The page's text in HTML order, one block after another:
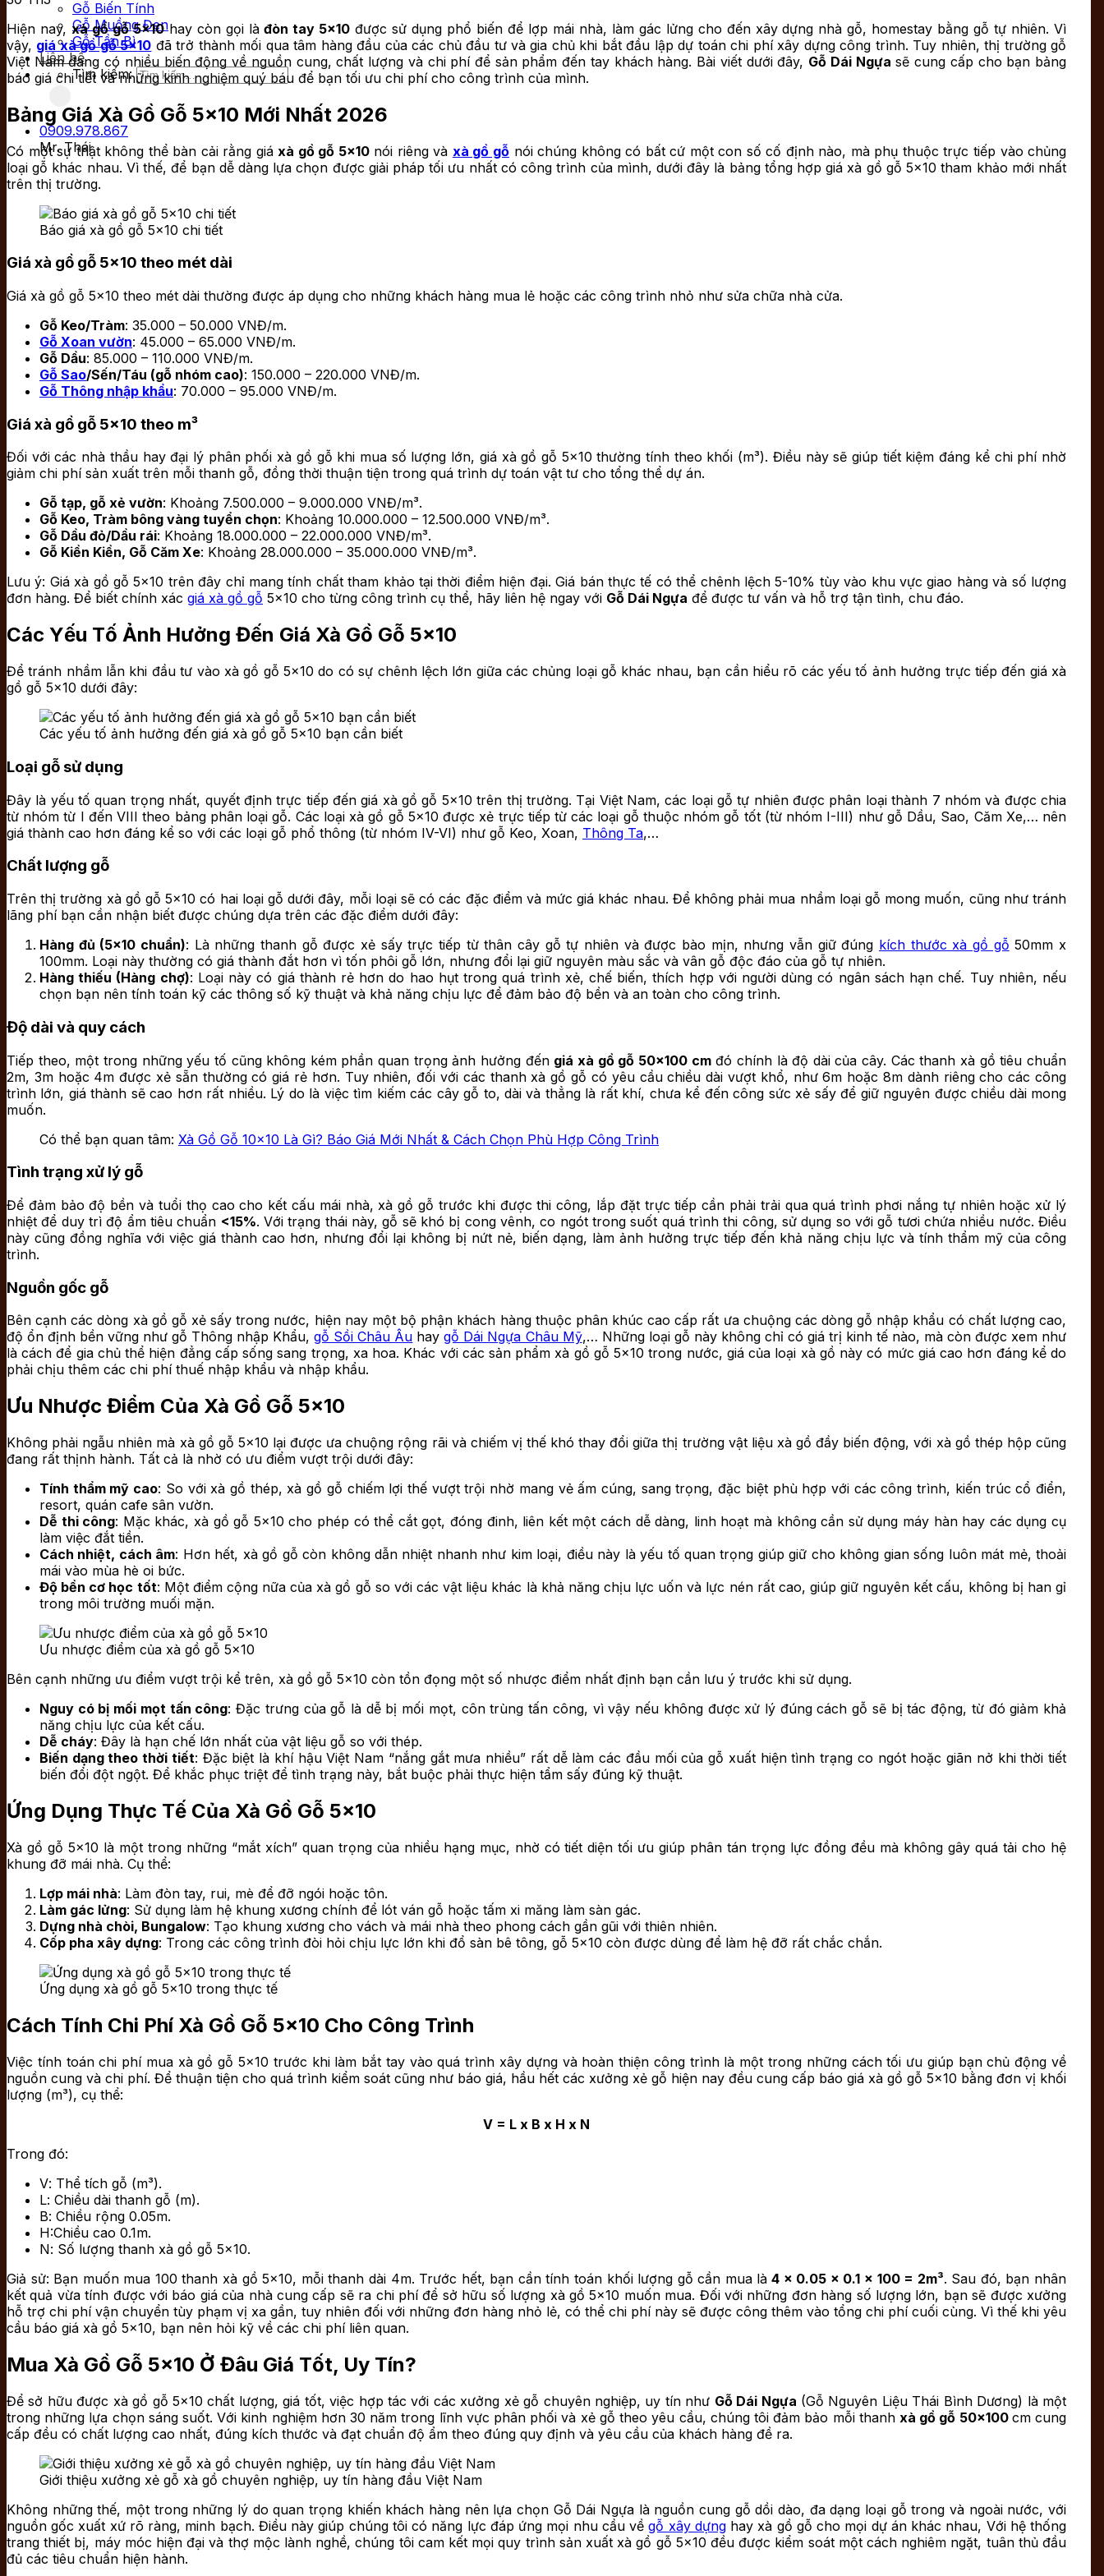
Gỗ Biến Tính
Gỗ Muồng Đen
Gỗ Tần Bì
Liên hệ
Tìm kiếm:
0909.978.867
Mr. Thái
Hiện nay, xà gồ gỗ 5×10hay còn gọi làđòn tay 5×10 được sử dụng phổ biến để lợp mái nhà, làm gác lửng cho đến xây dựng nhà gỗ, homestay bằng gỗ tự nhiên. Vì
vậy, giá xà gồ gỗ 5×10 đã trở thành mối qua tâm hàng đầu của các chủ đầu tư và gia chủ khi bắt đầu lập dự toán chi phí xây dựng công trình. Tuy nhiên, thị trường gỗ
Việt Nam đang có nhiều biến động về nguồn cung, chất lượng và chi phí để sản phẩm đến tay khách hàng. Bài viết dưới đây, Gỗ Dái Ngựa sẽ cung cấp cho bạn bảng
báo giá chi tiết và những kinh nghiệm quý báu để bạn tối ưu chi phí cho công trình của mình.
Bảng Giá Xà Gồ Gỗ 5×10 Mới Nhất 2026
Có một sự thật không thể bàn cải rằng giá xà gồ gỗ 5×10nói riêng và xà gồ gỗ nói chúng không có bất cứ một con số cố định nào, mà phụ thuộc trực tiếp vào chủng
loại gỗ khác nhau. Vì thế, để bạn dễ dàng lựa chọn được giải pháp tối ưu nhất có công trình của mình, dưới đây là bảng tổng hợp giá xà gồ gỗ 5×10 tham khảo mới nhất
trên thị trường.
Báo giá xà gồ gỗ 5×10 chi tiết
Giá xà gồ gỗ 5×10 theo mét dài
Giá xà gồ gỗ 5×10 theo mét dài thường được áp dụng cho những khách hàng mua lẻ hoặc các công trình nhỏ như sửa chữa nhà cửa.
Gỗ Keo/Tràm: 35.000 – 50.000 VNĐ/m.
Gỗ Xoan vườn: 45.000 – 65.000 VNĐ/m.
Gỗ Dầu: 85.000 – 110.000 VNĐ/m.
Gỗ Sao/Sến/Táu (gỗ nhóm cao): 150.000 – 220.000 VNĐ/m.
Gỗ Thông nhập khẩu: 70.000 – 95.000 VNĐ/m.
Giá xà gồ gỗ 5×10 theo m³
Đối với các nhà thầu hay đại lý phân phối xà gồ gỗ khi mua số lượng lớn, giá xà gồ gỗ 5×10 thường tính theo khối (m³). Điều này sẽ giúp tiết kiệm đáng kể chi phí nhờ
giảm chi phí sản xuất trên mỗi thanh gỗ, đồng thời thuận tiện trong quá trình dự toán vật tư cho tổng thể dự án.
Gỗ tạp, gỗ xẻ vườn: Khoảng 7.500.000 – 9.000.000 VNĐ/m³.
Gỗ Keo, Tràm bông vàng tuyển chọn: Khoảng 10.000.000 – 12.500.000 VNĐ/m³.
Gỗ Dầu đỏ/Dầu rái: Khoảng 18.000.000 – 22.000.000 VNĐ/m³.
Gỗ Kiền Kiền, Gỗ Căm Xe: Khoảng 28.000.000 – 35.000.000 VNĐ/m³.
Lưu ý: Giá xà gồ gỗ 5×10 trên đây chỉ mang tính chất tham khảo tại thời điểm hiện đại. Giá bán thực tế có thể chênh lệch 5-10% tùy vào khu vực giao hàng và số lượng
đơn hàng. Để biết chính xác giá xà gồ gỗ 5×10 cho từng công trình cụ thể, hãy liên hệ ngay với Gỗ Dái Ngựa để được tư vấn và hỗ trợ tận tình, chu đáo.
Các Yếu Tố Ảnh Hưởng Đến Giá Xà Gồ Gỗ 5×10
Để tránh nhầm lẫn khi đầu tư vào xà gồ gỗ 5×10 do có sự chênh lệch lớn giữa các chủng loại gỗ khác nhau, bạn cần hiểu rõ các yếu tố ảnh hưởng trực tiếp đến giá xà
gồ gỗ 5×10 dưới đây:
Các yếu tố ảnh hưởng đến giá xà gồ gỗ 5×10 bạn cần biết
Loại gỗ sử dụng
Đây là yếu tố quan trọng nhất, quyết định trực tiếp đến giá xà gồ gỗ 5×10 trên thị trường. Tại Việt Nam, các loại gỗ tự nhiên được phân loại thành 7 nhóm và được chia
từ nhóm từ I đến VIII theo bảng phân loại gỗ. Các loại xà gồ gỗ 5×10 được xẻ trực tiếp từ các loại gỗ thuộc nhóm gỗ tốt (từ nhóm I-III) như gỗ Dầu, Sao, Căm Xe,… nên
giá thành cao hơn đáng kể so với các loại gỗ phổ thông (từ nhóm IV-VI) như gỗ Keo, Xoan, Thông Ta,…
Chất lượng gỗ
Trên thị trường xà gồ gỗ 5×10 có hai loại gỗ dưới đây, mỗi loại sẽ có các đặc điểm và mức giá khác nhau. Để không phải mua nhầm loại gỗ mong muốn, cũng như tránh
lãng phí bạn cần nhận biết được chúng dựa trên các đặc điểm dưới đây:
Hàng đủ (5×10 chuẩn): Là những thanh gỗ được xẻ sấy trực tiếp từ thân cây gỗ tự nhiên và được bào mịn, nhưng vẫn giữ đúng kích thước xà gồ gỗ 50mm x
100mm. Loại này thường có giá thành đắt hơn vì tốn phôi gỗ lớn, nhưng đổi lại giữ nguyên màu sắc và vân gỗ độc đáo của gỗ tự nhiên.
Hàng thiếu (Hàng chợ): Loại này có giá thành rẻ hơn do hao hụt trong quá trình xẻ, chế biến, thích hợp với người dùng có ngân sách hạn chế. Tuy nhiên, nếu
chọn bạn nên tính toán kỹ các thông số kỹ thuật và khả năng chịu lực để đảm bảo độ bền và an toàn cho công trình.
Độ dài và quy cách
Tiếp theo, một trong những yếu tố cũng không kém phần quan trọng ảnh hưởng đến giá xà gồ gỗ 50×100 cmđó chính là độ dài của cây. Các thanh xà gồ tiêu chuẩn
2m, 3m hoặc 4m được xẻ sẵn thường có giá rẻ hơn. Tuy nhiên, đối với các thanh xà gồ gỗ có yêu cầu chiều dài vượt khổ, như 6m hoặc 8m dành riêng cho các công
trình lớn, giá thành sẽ cao hơn rất nhiều. Lý do là việc tìm kiếm các cây gỗ to, dài và thẳng là rất khí, chưa kể đến công sức xẻ sấy để giữ nguyên được chiều dài mong
muốn.
Có thể bạn quan tâm: Xà Gồ Gỗ 10×10 Là Gì? Báo Giá Mới Nhất & Cách Chọn Phù Hợp Công Trình
Tình trạng xử lý gỗ
Để đảm bảo độ bền và tuổi thọ cao cho kết cấu mái nhà, xà gồ gỗ trước khi được thi công, lắp đặt trực tiếp cần phải trải qua quá trình phơi nắng tự nhiên hoặc xử lý
nhiệt để duy trì độ ẩm tiêu chuẩn <15%. Với trạng thái này, gỗ sẽ khó bị cong vênh, co ngót trong suốt quá trình thi công, sử dụng so với gỗ tươi chứa nhiều nước. Điều
này cũng đồng nghĩa với việc giá thành cao hơn, nhưng đổi lại không bị nứt nẻ, biến dạng, làm ảnh hưởng trực tiếp đến khả năng chịu lực và tính thẩm mỹ của công
trình.
Nguồn gốc gỗ
Bên cạnh các dòng xà gồ gỗ xẻ sấy trong nước, hiện nay một bộ phận khách hàng thuộc phân khúc cao cấp rất ưa chuộng các dòng gỗ nhập khẩu có chất lượng cao,
độ ổn định bền vững như gỗ Thông nhập Khẩu,gỗ Sồi Châu Âu haygỗ Dái Ngựa Châu Mỹ,… Những loại gỗ này không chỉ có giá trị kinh tế nào, mà còn được xem như
là cách để gia chủ thể hiện đẳng cấp sống sang trọng, xa hoa. Khác với các sản phẩm xà gồ gỗ 5×10 trong nước, giá của loại xà gồ này có mức giá cao hơn đáng kể do
phải chịu thêm các chi phí thuế nhập khẩu và nhập khẩu.
Ưu Nhược Điểm Của Xà Gồ Gỗ 5×10
Không phải ngẫu nhiên mà xà gồ gỗ 5×10 lại được ưa chuộng rộng rãi và chiếm vị thế khó thay đổi giữa thị trường vật liệu xà gồ đầy biến động, với xà gồ thép hộp cũng
đang rất thịnh hành. Tất cả là nhờ có ưu điểm vượt trội dưới đây:
Tính thẩm mỹ cao: So với xà gồ thép, xà gồ gỗ chiếm lợi thế vượt trội nhờ mang vẻ ấm cúng, sang trọng, đặc biệt phù hợp với các công trình, kiến trúc cổ điển,
resort, quán cafe sân vườn.
Dễ thi công: Mặc khác, xà gồ gỗ 5×10 cho phép có thể cắt gọt, đóng đinh, liên kết một cách dễ dàng, linh hoạt mà không cần sử dụng máy hàn hay các dụng cụ
làm việc đắt tiền.
Cách nhiệt, cách âm: Hơn hết, xà gồ gỗ còn không dẫn nhiệt nhanh như kim loại, điều này là yếu tố quan trọng giúp giữ cho không gian sống luôn mát mẻ, thoải
mái vào mùa hè oi bức.
Độ bền cơ học tốt: Một điểm cộng nữa của xà gồ gỗ so với các vật liệu khác là khả năng chịu lực uốn và lực nén rất cao, giúp giữ nguyên kết cấu, không bị han gỉ
trong môi trường muối mặn.
Ưu nhược điểm của xà gồ gỗ 5×10
Bên cạnh những ưu điểm vượt trội kể trên, xà gồ gỗ 5×10 còn tồn đọng một số nhược điểm nhất định bạn cần lưu ý trước khi sử dụng.
Nguy có bị mối mọt tấn công: Đặc trưng của gỗ là dễ bị mối mọt, côn trùng tấn công, vì vậy nếu không được xử lý đúng cách gỗ sẽ bị tác động, từ đó giảm khả
năng chịu lực của kết cấu.
Dễ cháy: Đây là hạn chế lớn nhất của vật liệu gỗ so với thép.
Biến dạng theo thời tiết: Đặc biệt là khí hậu Việt Nam “nắng gắt mưa nhiều” rất dễ làm các đầu mối của gỗ xuất hiện tình trạng co ngót hoặc giãn nở khi thời tiết
biến đổi đột ngột. Để khắc phục triệt để tình trạng này, bắt buộc phải thực hiện tẩm sấy đúng kỹ thuật.
Ứng Dụng Thực Tế Của Xà Gồ Gỗ 5×10
Xà gồ gỗ 5×10 là một trong những “mắt xích” quan trọng của nhiều hạng mục, nhờ có tiết diện tối ưu giúp phân tán trọng lực đồng đều mà không gây quá tải cho hệ
khung đỡ mái nhà. Cụ thể:
Lợp mái nhà: Làm đòn tay, rui, mè để đỡ ngói hoặc tôn.
Làm gác lửng: Sử dụng làm hệ khung xương chính để lót ván gỗ hoặc tấm xi măng làm sàn gác.
Dựng nhà chòi, Bungalow: Tạo khung xương cho vách và mái nhà theo phong cách gần gũi với thiên nhiên.
Cốp pha xây dựng: Trong các công trình đòi hỏi chịu lực lớn khi đổ sàn bê tông, gỗ 5×10 còn được dùng để làm hệ đỡ rất chắc chắn.
Ứng dụng xà gồ gỗ 5×10 trong thực tế
Cách Tính Chi Phí Xà Gồ Gỗ 5×10 Cho Công Trình
Việc tính toán chi phí mua xà gồ gỗ 5×10 trước khi làm bắt tay vào quá trình xây dựng và hoàn thiện công trình là một trong những cách tối ưu giúp bạn chủ động về
nguồn cung và chi phí. Để thuận tiện cho quá trình kiểm soát cũng như báo giá, hầu hết các xưởng xẻ gỗ hiện nay đều cung cấp báo giá xà gồ gỗ 5×10 bằng đơn vị khối
lượng (m³), cụ thể:
V = L x B x H x N
Trong đó:
V: Thể tích gỗ (m³).
L: Chiều dài thanh gỗ (m).
B: Chiều rộng 0.05m.
H:Chiều cao 0.1m.
N: Số lượng thanh xà gồ gỗ 5×10.
Giả sử: Bạn muốn mua 100 thanh xà gồ 5×10, mỗi thanh dài 4m. Trước hết, bạn cần tính toán khối lượng gỗ cần mua là 4 x 0.05 x 0.1 x 100 = 2m³. Sau đó, bạn nhân
kết quả vừa tính được với báo giá của nhà cung cấp sẽ ra chi phí để sở hữu số lượng xà gồ 5×10 muốn mua. Đối với những đơn hàng số lượng lớn, bạn sẽ được xưởng
hỗ trợ chi phí vận chuyển tùy phạm vị xa gần, tuy nhiên đối với những đơn hàng nhỏ lẻ, có thể chi phí này sẽ được công thêm vào tổng chi phí cuối cùng. Vì thế khi yêu
cầu báo giá xà gồ 5×10, bạn nên hỏi kỹ về các chi phí liên quan.
Mua Xà Gồ Gỗ 5×10 Ở Đâu Giá Tốt, Uy Tín?
Để sở hữu được xà gồ gỗ 5×10 chất lượng, giá tốt, việc hợp tác với các xưởng xẻ gỗ chuyên nghiệp, uy tín như Gỗ Dái Ngựa (Gỗ Nguyên Liệu Thái Bình Dương) là một
trong những lựa chọn sáng suốt. Với kinh nghiệm hơn 30 năm trong lĩnh vực phân phối và xẻ gỗ theo yêu cầu, chúng tôi đảm bảo mỗi thanh xà gồ gỗ 50×100 cm cung
cấp đều có chất lượng cao nhất, đúng kích thước và đạt chuẩn độ ẩm theo đúng quy định và yêu cầu của khách hàng đề ra.
Giới thiệu xưởng xẻ gỗ xà gồ chuyên nghiệp, uy tín hàng đầu Việt Nam
Không những thế, một trong những lý do quan trọng khiến khách hàng nên lựa chọn Gỗ Dái Ngựa là nguồn cung gỗ dồi dào, đa dạng loại gỗ trong và ngoài nước, với
nguồn gốc xuất xứ rõ ràng, minh bạch. Điều này giúp chúng tôi có năng lực đáp ứng mọi nhu cầu vềgỗ xây dựnghay xà gồ gỗ cho mọi dự án khác nhau, Với hệ thống
trang thiết bị, máy móc hiện đại và thợ mộc lành nghề, chúng tôi cam kết mọi quy trình sản xuất xà gồ gỗ 5×10 đều được kiểm soát một cách nghiêm ngặt, tuân thủ đầu
đủ các tiêu chuẩn hiện hành.